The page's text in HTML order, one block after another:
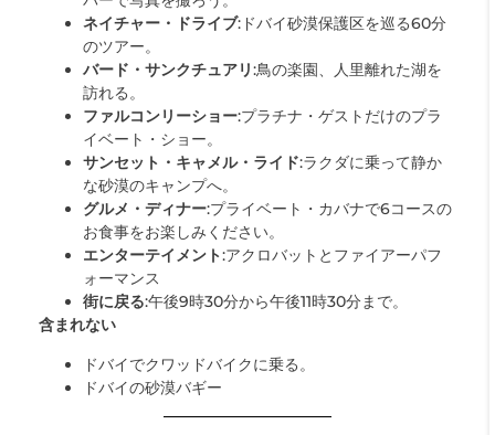
ネイチャー・ドライブ:ドバイ砂漠保護区を巡る60分
のツアー。
バード・サンクチュアリ:鳥の楽園、人里離れた湖を
訪れる。
ファルコンリーショー:プラチナ・ゲストだけのプラ
イベート・ショー。
サンセット・キャメル・ライド:ラクダに乗って静か
な砂漠のキャンプへ。
グルメ・ディナー:プライベート・カバナで6コースの
お食事をお楽しみください。
エンターテイメント:アクロバットとファイアーパフ
ォーマンス
街に戻る:午後9時30分から午後11時30分まで。
含まれない
ドバイでクワッドバイクに乗る。
ドバイの砂漠バギー